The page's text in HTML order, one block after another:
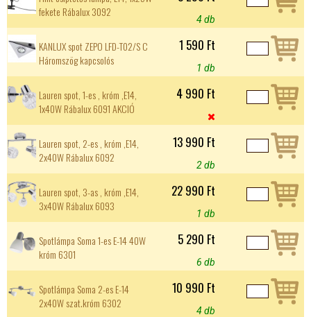
fekete Rábalux 3092
4 db
KANLUX spot ZEPO LFD-T02/S C
Háromszög kapcsolós
1 590 Ft
1 db
Lauren spot, 1-es , króm ,E14,
1x40W Rábalux 6091 AKCIÓ
4 990 Ft

Lauren spot, 2-es , króm ,E14,
2x40W Rábalux 6092
13 990 Ft
2 db
Lauren spot, 3-as , króm ,E14,
3x40W Rábalux 6093
22 990 Ft
1 db
Spotlámpa Soma 1-es E-14 40W
króm 6301
5 290 Ft
6 db
Spotlámpa Soma 2-es E-14
2x40W szat.króm 6302
10 990 Ft
4 db